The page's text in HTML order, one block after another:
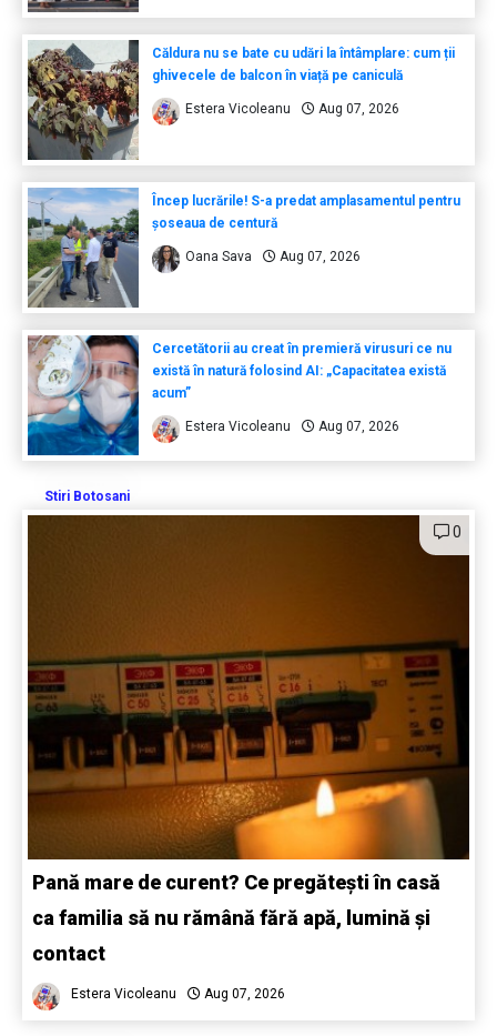
Căldura nu se bate cu udări la întâmplare: cum ții
ghivecele de balcon în viață pe caniculă
Estera Vicoleanu Aug 07, 2026
Încep lucrările! S-a predat amplasamentul pentru
șoseaua de centură
Oana Sava Aug 07, 2026
Cercetătorii au creat în premieră virusuri ce nu
există în natură folosind AI: „Capacitatea există
acum”
Estera Vicoleanu Aug 07, 2026
Stiri Botosani
0
Pană mare de curent? Ce pregătești în casă
ca familia să nu rămână fără apă, lumină și
contact
Estera Vicoleanu Aug 07, 2026